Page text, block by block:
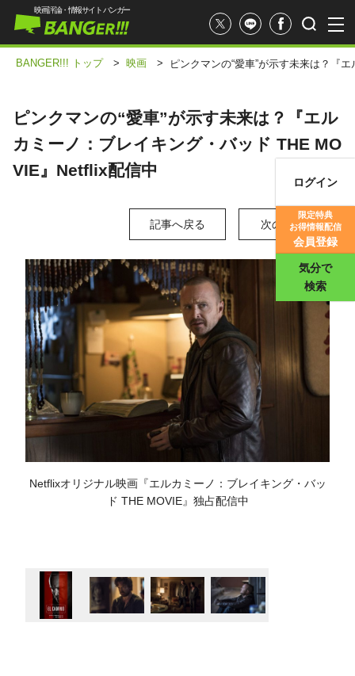
映画評価
映画評論・情報サイト バンガー
ログイン
限定特典
お得情報配信
会員登録
気分で
検索
BANGER!!! トップ > 映画 > ピンクマンの“愛車”が示す未来は？『
ピンクマンの“愛車”が示す未来は？『エル
カミーノ：ブレイキング・バッド THE MO
VIE』Netflix配信中
記事へ戻る 次の写真 >
Netflixオリジナル映画『エルカミーノ：ブレイキング・バッ
ド THE MOVIE』独占配信中